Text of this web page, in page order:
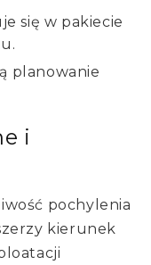
się w pakiecie
planowanie
i
pochylenia
kierunek